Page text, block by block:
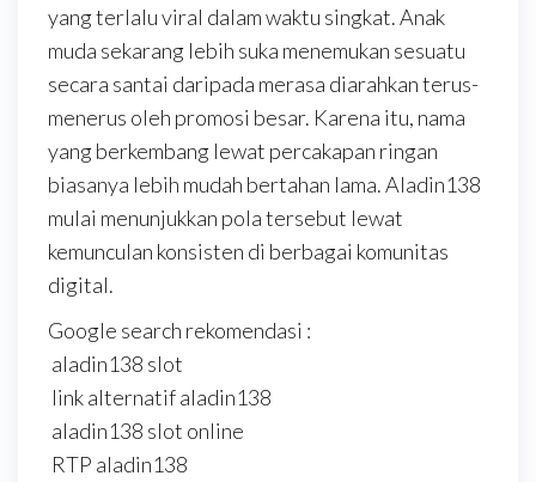
yang terlalu viral dalam waktu singkat. Anak
muda sekarang lebih suka menemukan sesuatu
secara santai daripada merasa diarahkan terus-
menerus oleh promosi besar. Karena itu, nama
yang berkembang lewat percakapan ringan
biasanya lebih mudah bertahan lama. Aladin138
mulai menunjukkan pola tersebut lewat
kemunculan konsisten di berbagai komunitas
digital.
Google search rekomendasi :
aladin138 slot
link alternatif aladin138
aladin138 slot online
RTP aladin138